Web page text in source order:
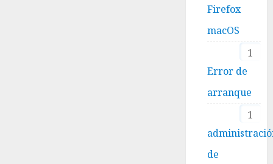
Firefox
macOS
1
Error de
arranque
1
de